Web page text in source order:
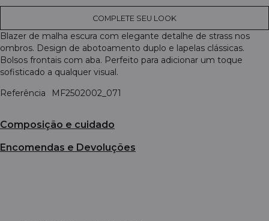
COMPLETE SEU LOOK
Blazer de malha escura com elegante detalhe de strass nos
ombros. Design de abotoamento duplo e lapelas clássicas.
Bolsos frontais com aba. Perfeito para adicionar um toque
sofisticado a qualquer visual.
Referência
MF2502002_071
Composição e cuidado
Encomendas e Devoluções